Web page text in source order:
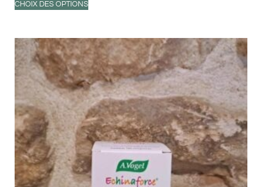
CHOIX DES OPTIONS